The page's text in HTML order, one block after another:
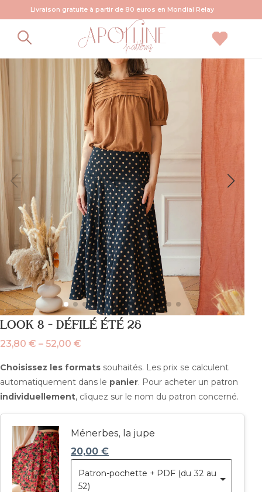
Livraison gratuite à partir de 80 euros en Mondial Relay
LOOK 8 – DÉFILÉ ÉTÉ 26
23,80 € – 52,00 €
Plage
de
prix :
23,80 €
52,00 €
Choisissez les formats souhaités. Les prix se calculent
automatiquement dans le panier. Pour acheter un patron
individuellement, cliquez sur le nom du patron concerné.
Ménerbes, la jupe
20,00 €
Patron-pochette + PDF (du 32 au
52)